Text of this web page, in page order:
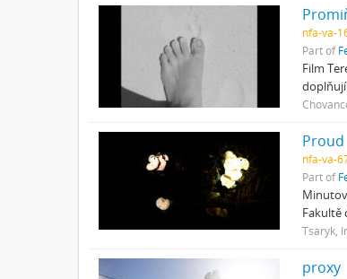
nfa-va-
Part of
Film
doplňují
Proud
nfa-va-
Part of
Fakultě
Tsaryk,
proxy